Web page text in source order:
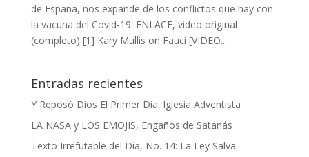
de España, nos expande de los conflictos que hay con
la vacuna del Covid-19. ENLACE, video original
(completo) [1] Kary Mullis on Fauci [VIDEO...
Entradas recientes
Y Reposó Dios El Primer Día: Iglesia Adventista
LA NASA y LOS EMOJIS, Engaños de Satanás
Texto Irrefutable del Día, No. 14: La Ley Salva